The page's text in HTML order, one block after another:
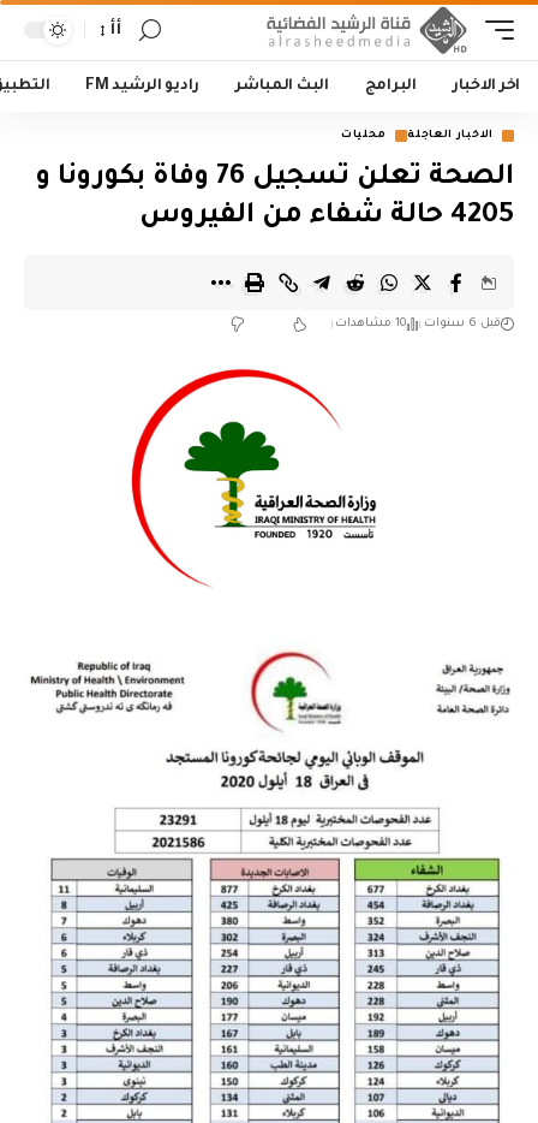
أأ
اخر الاخبار البرامج البث المباشر راديو الرشيد FM
الاخبار العاجلة محليات
الصحة تعلن تسجيل 76 وفاة بكورونا و
4205 حالة شفاء من الفيروس
قبل 6 سنوات 10 مشاهدات